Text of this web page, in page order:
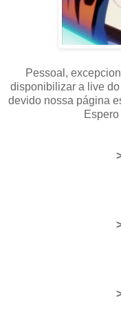
Pessoal,
disponibilizar a live do
devido nossa página